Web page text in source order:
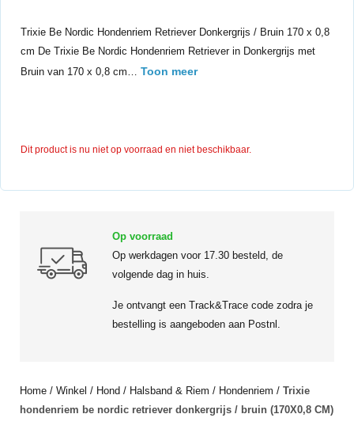
Trixie Be Nordic Hondenriem Retriever Donkergrijs / Bruin 170 x 0,8
cm De Trixie Be Nordic Hondenriem Retriever in Donkergrijs met
Bruin van 170 x 0,8 cm… Toon meer
Dit product is nu niet op voorraad en niet beschikbaar.
Op voorraad
Op werkdagen voor 17.30 besteld, de
volgende dag in huis.
Je ontvangt een Track&Trace code zodra je
bestelling is aangeboden aan Postnl.
Home / Winkel / Hond / Halsband & Riem / Hondenriem / Trixie
hondenriem be nordic retriever donkergrijs / bruin (170X0,8 CM)